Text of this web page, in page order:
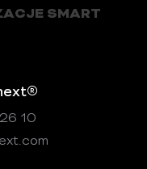
SMART
10